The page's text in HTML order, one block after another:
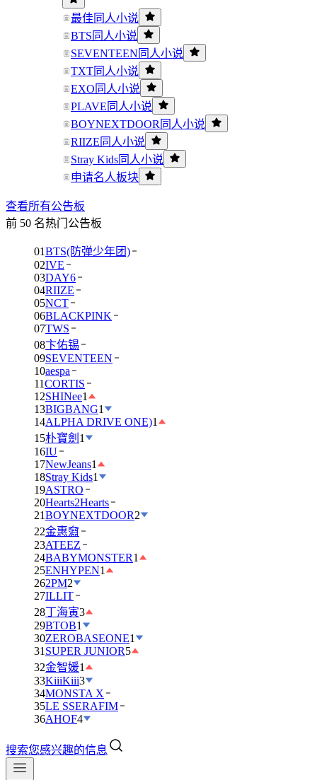
最佳同人小说
BTS同人小说
SEVENTEEN同人小说
TXT同人小说
EXO同人小说
PLAVE同人小说
BOYNEXTDOOR同人小说
RIIZE同人小说
Stray Kids同人小说
申请名人板块
查看所有公告板
前 50 名热门公告板
01BTS(防弹少年团)
02IVE
03DAY6
04RIIZE
05NCT
06BLACKPINK
07TWS
08卞佑锡
09SEVENTEEN
10aespa
11CORTIS
12SHINee1
13BIGBANG1
14ALPHA DRIVE ONE)1
15朴寶劍 1
16IU
17NewJeans1
18Stray Kids1
19ASTRO
20Hearts2Hearts
21BOYNEXTDOOR2
22金惠奫
23ATEEZ
24BABYMONSTER1
25ENHYPEN1
262PM2
27ILLIT
28丁海寅3
29BTOB1
30ZEROBASEONE1
31 SUPER JUNIOR5
32金智媛1
33KiiiKiii3
34MONSTA X
35LE SSERAFIM
36AHOF4
搜索您感兴趣的信息